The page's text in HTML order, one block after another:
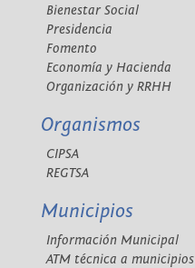
Bienestar Social
Presidencia
Fomento
Economía y Hacienda
Organización y RRHH
Organismos
CIPSA
REGTSA
Municipios
Información Municipal
ATM técnica a municipios